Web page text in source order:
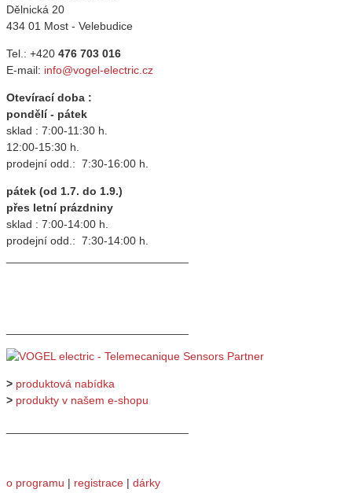
Dělnická 20
434 01 Most - Velebudice
Tel.: +420 476 703 016
E-mail: info@vogel-electric.cz
Otevírací doba :
pondělí - pátek
sklad : 7:00-11:30 h.
12:00-15:30 h.
prodejní odd.: 7:30-16:00 h.
pátek (od 1.7. do 1.9.)
přes letní prázdniny
sklad : 7:00-14:00 h.
prodejní odd.: 7:30-14:00 h.
> produktová nabídka
> produkty v našem e-shopu
o programu | registrace | dárky